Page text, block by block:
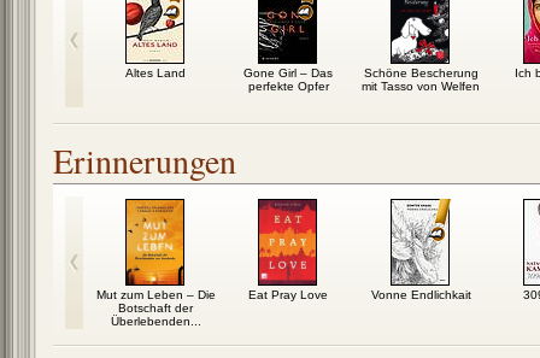
Altes Land
Gone Girl – Das
perfekte Opfer
Schöne Bescherung
mit Tasso von Welfen
Ich
Erinnerungen
Mut zum Leben – Die
Botschaft der
Überlebenden...
Eat Pray Love Vonne Endlichkait